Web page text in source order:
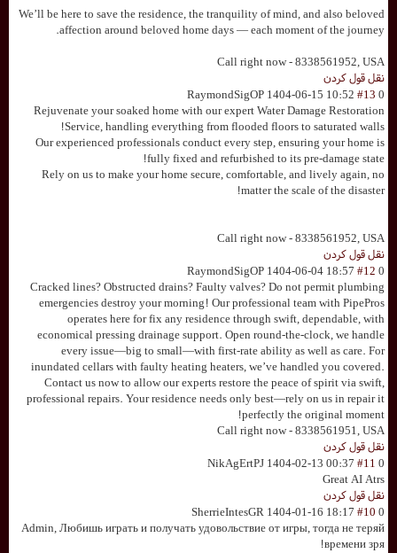
We’ll be here to save the residence, the tranquility of mind, and also beloved
affection around beloved home days — each moment of the journey.
Call right now - 8338561952, USA
نقل قول کردن
0
#13
RaymondSigOP 1404-06-15 10:52
Rejuvenate your soaked home with our expert Water Damage Restoration
Service, handling everything from flooded floors to saturated walls!
Our experienced professionals conduct every step, ensuring your home is
fully fixed and refurbished to its pre-damage state!
Rely on us to make your home secure, comfortable, and lively again, no
matter the scale of the disaster!
Call right now - 8338561952, USA
نقل قول کردن
0
#12
RaymondSigOP 1404-06-04 18:57
Cracked lines? Obstructed drains? Faulty valves? Do not permit plumbing
emergencies destroy your morning! Our professional team with PipePros
operates here for fix any residence through swift, dependable, with
economical pressing drainage support. Open round-the-clock, we handle
every issue—big to small—with first-rate ability as well as care. For
inundated cellars with faulty heating heaters, we’ve handled you covered.
Contact us now to allow our experts restore the peace of spirit via swift,
professional repairs. Your residence needs only best—rely on us in repair it
perfectly the original moment!
Call right now - 8338561951, USA
نقل قول کردن
0
#11
NikAgErtPJ 1404-02-13 00:37
Great AI Atrs
نقل قول کردن
0
#10
SherrieIntesGR 1404-01-16 18:17
Admin, Любишь играть и получать удовольствие от игры, тогда не теряй
времени зря!